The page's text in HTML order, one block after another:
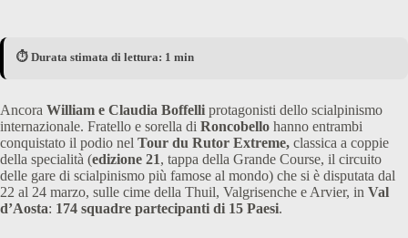
⏱️ Durata stimata di lettura: 1 min
Ancora William e Claudia Boffelli protagonisti dello scialpinismo
internazionale. Fratello e sorella di Roncobello hanno entrambi
conquistato il podio nel Tour du Rutor Extreme, classica a coppie
della specialità (edizione 21, tappa della Grande Course, il circuito
delle gare di scialpinismo più famose al mondo) che si è disputata dal
22 al 24 marzo, sulle cime della Thuil, Valgrisenche e Arvier, in Val
d’Aosta: 174 squadre partecipanti di 15 Paesi.